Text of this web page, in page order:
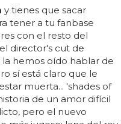
y tienes que sacar
tener a tu fanbase
con el resto del
director's cut de
la hemos oído hablar de
sí está claro que le
muerta... 'shades of
de un amor difícil
pero el nuevo